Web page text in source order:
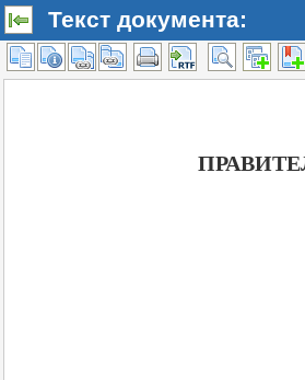
Текст документа: